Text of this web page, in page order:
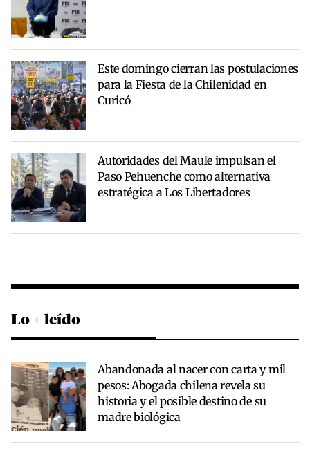
Este domingo cierran las postulaciones
para la Fiesta de la Chilenidad en
Curicó
Autoridades del Maule impulsan el
Paso Pehuenche como alternativa
estratégica a Los Libertadores
Lo + leído
Abandonada al nacer con carta y mil
pesos: Abogada chilena revela su
historia y el posible destino de su
madre biológica